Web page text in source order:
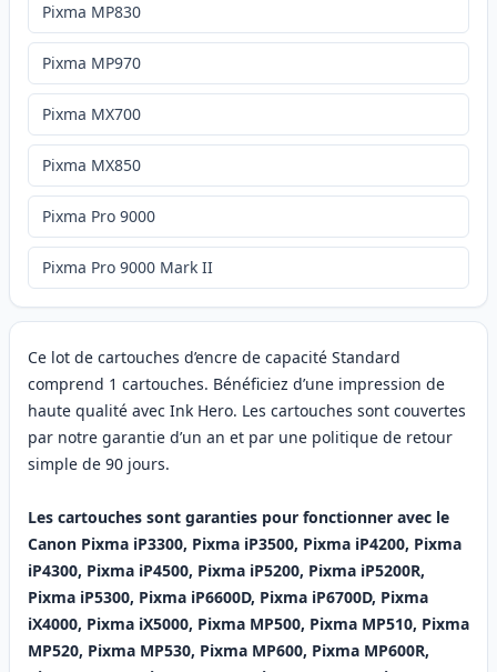
Ce lot de cartouches d’encre de capacité Standard
comprend 1 cartouches. Bénéficiez d’une impression de
haute qualité avec Ink Hero. Les cartouches sont couvertes
par notre garantie d’un an et par une politique de retour
simple de 90 jours.
Les cartouches sont garanties pour fonctionner avec le
Canon Pixma iP3300, Pixma iP3500, Pixma iP4200, Pixma
iP4300, Pixma iP4500, Pixma iP5200, Pixma iP5200R,
Pixma iP5300, Pixma iP6600D, Pixma iP6700D, Pixma
iX4000, Pixma iX5000, Pixma MP500, Pixma MP510, Pixma
MP520, Pixma MP530, Pixma MP600, Pixma MP600R,
Pixma MP830
Pixma MP970
Pixma MX700
Pixma MX850
Pixma Pro 9000
Pixma Pro 9000 Mark II